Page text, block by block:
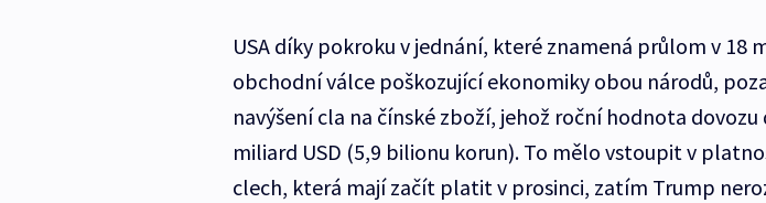
USA díky pokroku v jednání, které znamená průlom v 18
obchodní válce poškozující ekonomiky obou národů,
navýšení cla na čínské zboží, jehož roční hodnota dovozu
miliard USD (5,9 bilionu korun). To mělo vstoupit v
clech, která mají začít platit v prosinci, zatím Trump